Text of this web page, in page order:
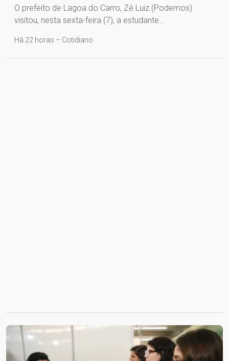
O prefeito de Lagoa do Carro, Zé Luiz (Podemos)
visitou, nesta sexta-feira (7), a estudante…
Há 22 horas – Cotidiano